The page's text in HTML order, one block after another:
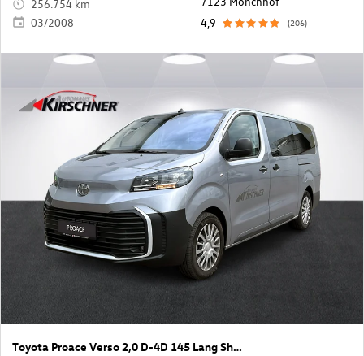
256.754 km
03/2008
4,9
(206)
Toyota Proace Verso 2,0 D-4D 145 Lang Shuttle